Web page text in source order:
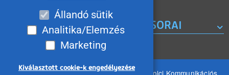
Állandó sütik
Analitika/Elemzés
Marketing
Kiválasztott cookie-k engedélyezése
A MISKOLC TV KORÁBBI MŰSORAI
Minden jog fenntartva 2026 © MIKOM Miskolci Kommunikációs